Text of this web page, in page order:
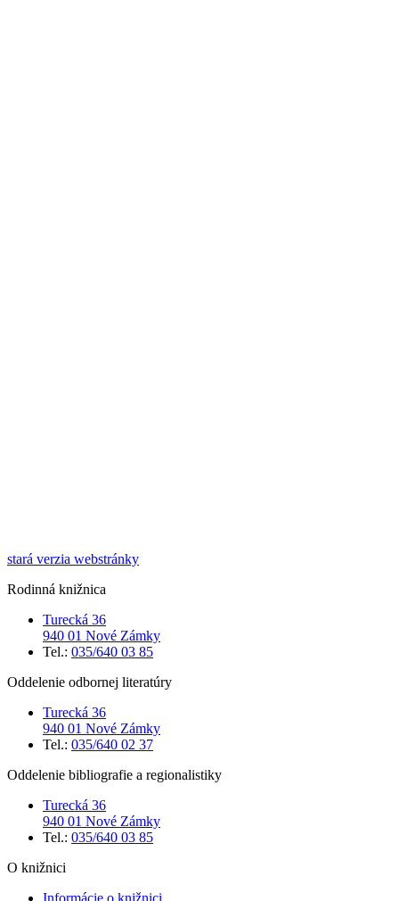
stará verzia webstránky
Rodinná knižnica
Turecká 36
940 01 Nové Zámky
Tel.: 035/640 03 85
Oddelenie odbornej literatúry
Turecká 36
940 01 Nové Zámky
Tel.: 035/640 02 37
Oddelenie bibliografie a regionalistiky
Turecká 36
940 01 Nové Zámky
Tel.: 035/640 03 85
O knižnici